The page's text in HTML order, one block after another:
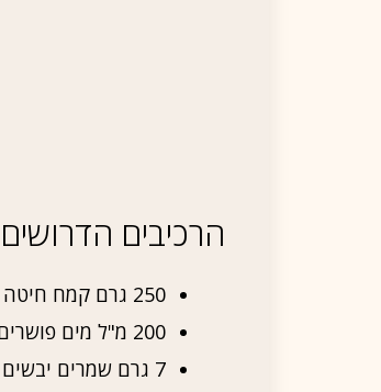
הרכיבים הדרושים
250 גרם קמח חיטה מלא
200 מ"ל מים פושרים
7 גרם שמרים יבשים